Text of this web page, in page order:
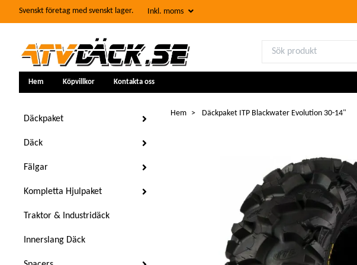
Svenskt företag med svenskt lager. Inkl. moms
Hem Köpvillkor Kontakta oss
Däckpaket
Däck
Fälgar
Kompletta Hjulpaket
Traktor & Industridäck
Innerslang Däck
Hem Däckpaket ITP Blackwater Evolution 30-14"